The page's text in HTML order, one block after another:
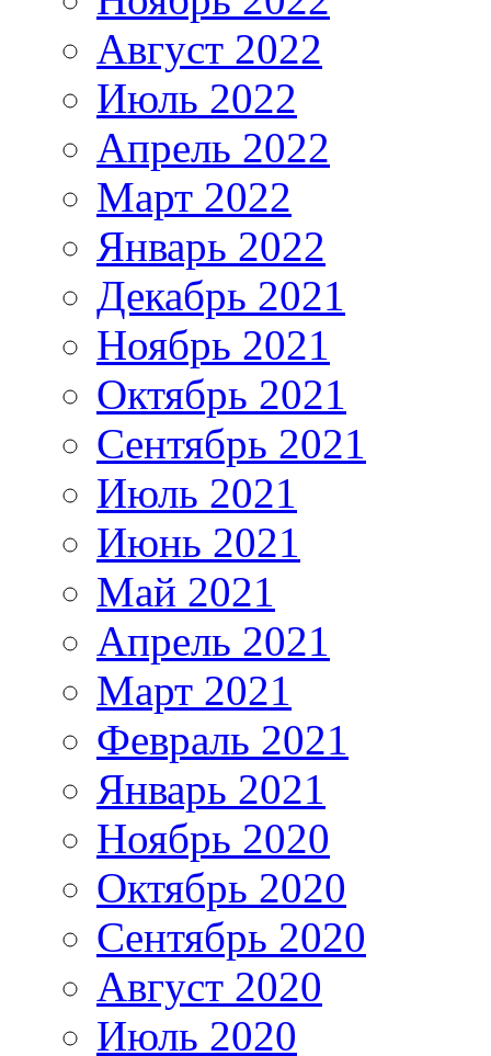
Август 2022
Июль 2022
Апрель 2022
Март 2022
Январь 2022
Декабрь 2021
Ноябрь 2021
Октябрь 2021
Сентябрь 2021
Июль 2021
Июнь 2021
Май 2021
Апрель 2021
Март 2021
Февраль 2021
Январь 2021
Ноябрь 2020
Октябрь 2020
Сентябрь 2020
Август 2020
Июль 2020